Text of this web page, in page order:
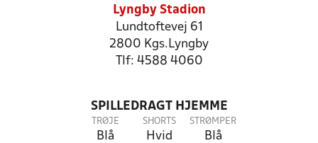
Lyngby Stadion
Lundtoftevej 61
2800 Kgs.Lyngby
Tlf: 4588 4060
SPILLEDRAGT HJEMME
TRØJE
Blå
SHORTS
Hvid
STRØMPER
Blå